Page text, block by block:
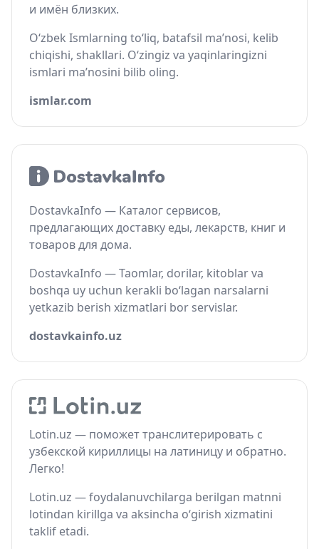
и имён близких.
O‘zbek Ismlarning to‘liq, batafsil ma’nosi, kelib
chiqishi, shakllari. O‘zingiz va yaqinlaringizni
ismlari ma’nosini bilib oling.
ismlar.com
DostavkaInfo — Каталог сервисов,
предлагающих доставку еды, лекарств, книг и
товаров для дома.
DostavkaInfo — Taomlar, dorilar, kitoblar va
boshqa uy uchun kerakli bo‘lagan narsalarni
yetkazib berish xizmatlari bor servislar.
dostavkainfo.uz
Lotin.uz — поможет транслитерировать с
узбекской кириллицы на латиницу и обратно.
Легко!
Lotin.uz — foydalanuvchilarga berilgan matnni
lotindan kirillga va aksincha o‘girish xizmatini
taklif etadi.